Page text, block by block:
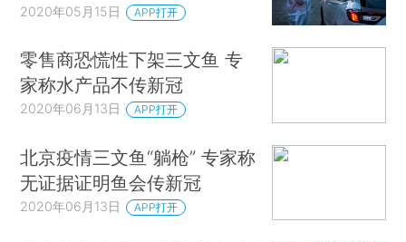
2020年05月15日 APP打开
零售商恐慌性下架三文鱼 专
家称水产品不传新冠
2020年06月13日 APP打开
北京疫情三文鱼“躺枪” 专家称
无证据证明鱼会传新冠
2020年06月13日 APP打开